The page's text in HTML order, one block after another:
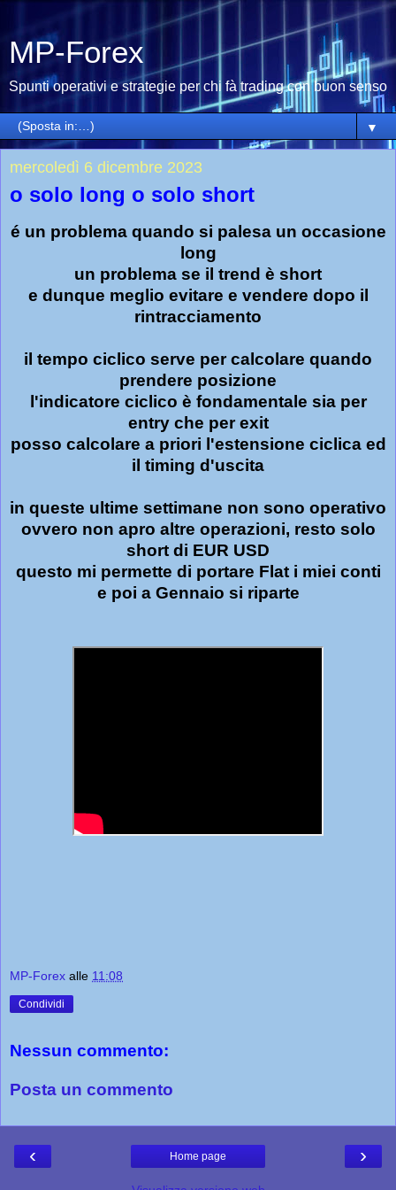
MP-Forex
Spunti operativi e strategie per chi fà trading con buon senso
▼
mercoledì 6 dicembre 2023
o solo long o solo short
é un problema quando si palesa un occasione
long
un problema se il trend è short
e dunque meglio evitare e vendere dopo il
rintracciamento
il tempo ciclico serve per calcolare quando
prendere posizione
l'indicatore ciclico è fondamentale sia per
entry che per exit
posso calcolare a priori l'estensione ciclica ed
il timing d'uscita
in queste ultime settimane non sono operativo
ovvero non apro altre operazioni, resto solo
short di EUR USD
questo mi permette di portare Flat i miei conti
e poi a Gennaio si riparte
MP-Forex alle 11:08
Condividi
Nessun commento:
Posta un commento
‹ ›
Home page